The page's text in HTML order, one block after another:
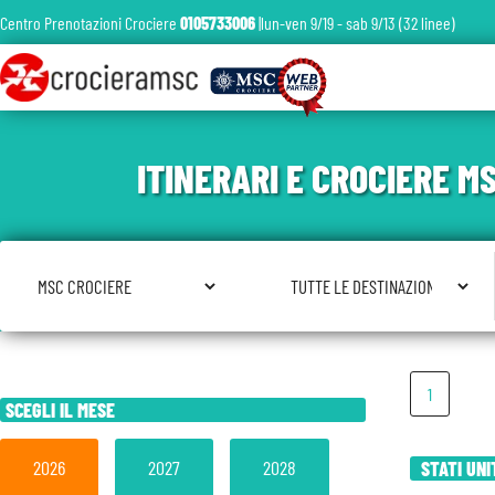
1
STATI
SCEGLI IL MESE
2026 2027 2028
ITINERARI E CROCIERE
Centro Prenotazioni Crociere 0105733006|lun-ven 9/19 - sab 9/13 (32 linee)